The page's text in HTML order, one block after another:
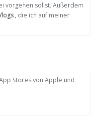
vorgehen sollst. Außerdem
, die ich auf meiner
Stores von Apple und